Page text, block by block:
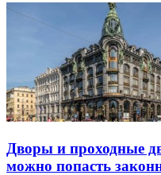
Дворы и проходные
можно попасть